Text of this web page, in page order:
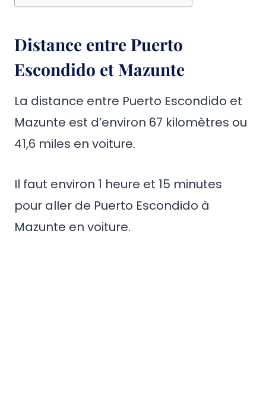
Distance entre Puerto
Escondido et Mazunte
La distance entre Puerto Escondido et
Mazunte est d’environ 67 kilomètres ou
41,6 miles en voiture.
Il faut environ 1 heure et 15 minutes
pour aller de Puerto Escondido à
Mazunte en voiture.